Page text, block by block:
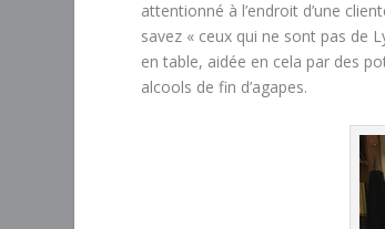
attentionné à l’endroit d’une
savez « ceux qui ne sont pas de
en table, aidée en cela par des
alcools de fin d’agapes.